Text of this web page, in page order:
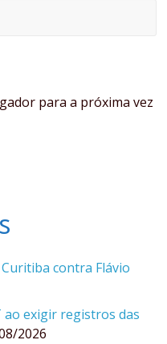
para a próxima vez
contra Flávio
ao exigir registros das
2026